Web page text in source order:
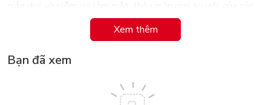
nhà thám hiểm "trẻ". Bộ sách sẽ vừa là người bạn đồng hành
với bé trong hành trình khám phá thế giới to lớn vừa là
bé.
Xem thêm
Bạn đã xem